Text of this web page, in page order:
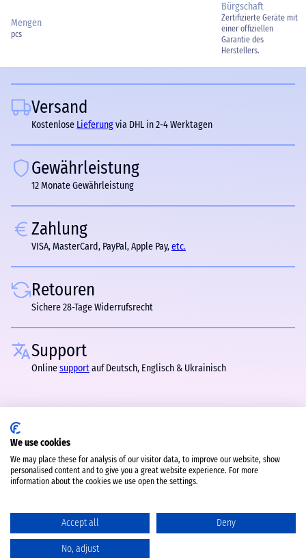
Mengen
pcs
Bürgschaft
Zertifizierte Geräte mit
einer offiziellen
Garantie des
Herstellers.
Versand
Kostenlose Lieferungvia DHL in 2-4 Werktagen
Gewährleistung
12 Monate Gewährleistung
Zahlung
VISA, MasterCard, PayPal, Apple Pay,etc.
Retouren
Sichere 28-Tage Widerrufsrecht
Support
Onlinesupportauf Deutsch, Englisch & Ukrainisch
We use cookies
We may place these for analysis of our visitor data, to improve our website, show
personalised content and to give you a great website experience. For more
information about the cookies we use open the settings.
Accept all Deny
No, adjust